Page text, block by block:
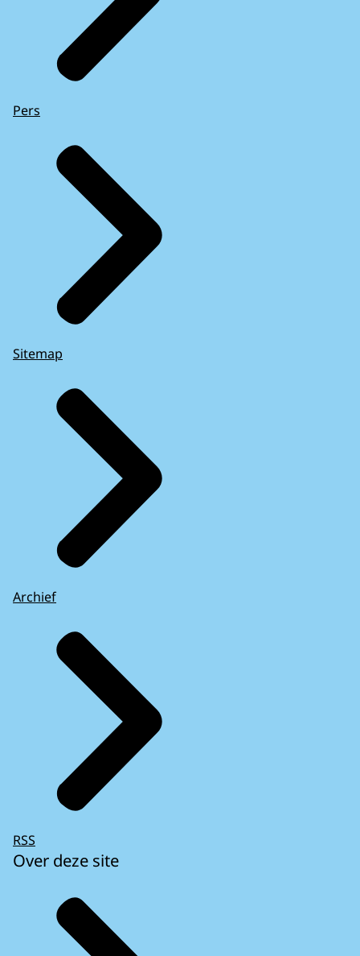
Pers
Sitemap
Archief
RSS
Over deze site